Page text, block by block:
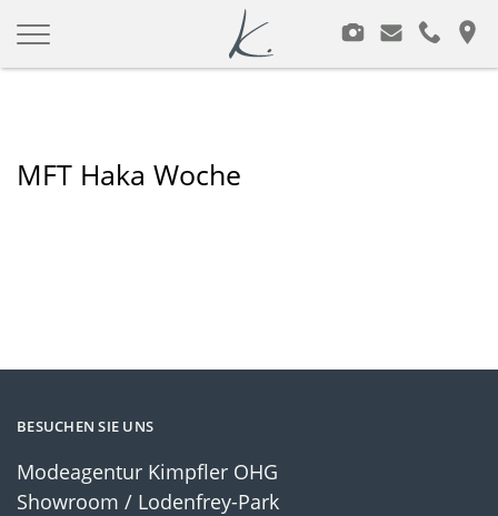
Zum
Modeagentur Kimpfler
MFT Haka Woche
BESUCHEN SIE UNS
Modeagentur Kimpfler OHG
Showroom / Lodenfrey-Park